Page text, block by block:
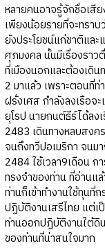
หลายคนอาจรู้จักชื่อเสี
เพียงน้อยรายที่จะทรา
ยังประโยชน์แก่ชาติแล
ศุภมงคล นั้นมีเรื่องราว
ที่เมืองนอกและต้องเดิ
2 มาแล้ว เพราะตอนที่
ฝรั่งเศส กำลังลงเรือจ
ยุโรป นายกนต์ธีร์ได้ลง
2483 เดินทางหลบสงค
จนถึงทวีปอเมริกา จนม
2484 ใช้เวลา9เดือน
ทรงจำของท่าน ที่อ่านแ
ท่านก็เข้าทำงานใช้ทุนที่
ปฏิบัติงานเสรีไทย แต่เ
ท่านออกปฏิบัติงานใต้ดิ
ของท่านที่น่าสนใจมาก